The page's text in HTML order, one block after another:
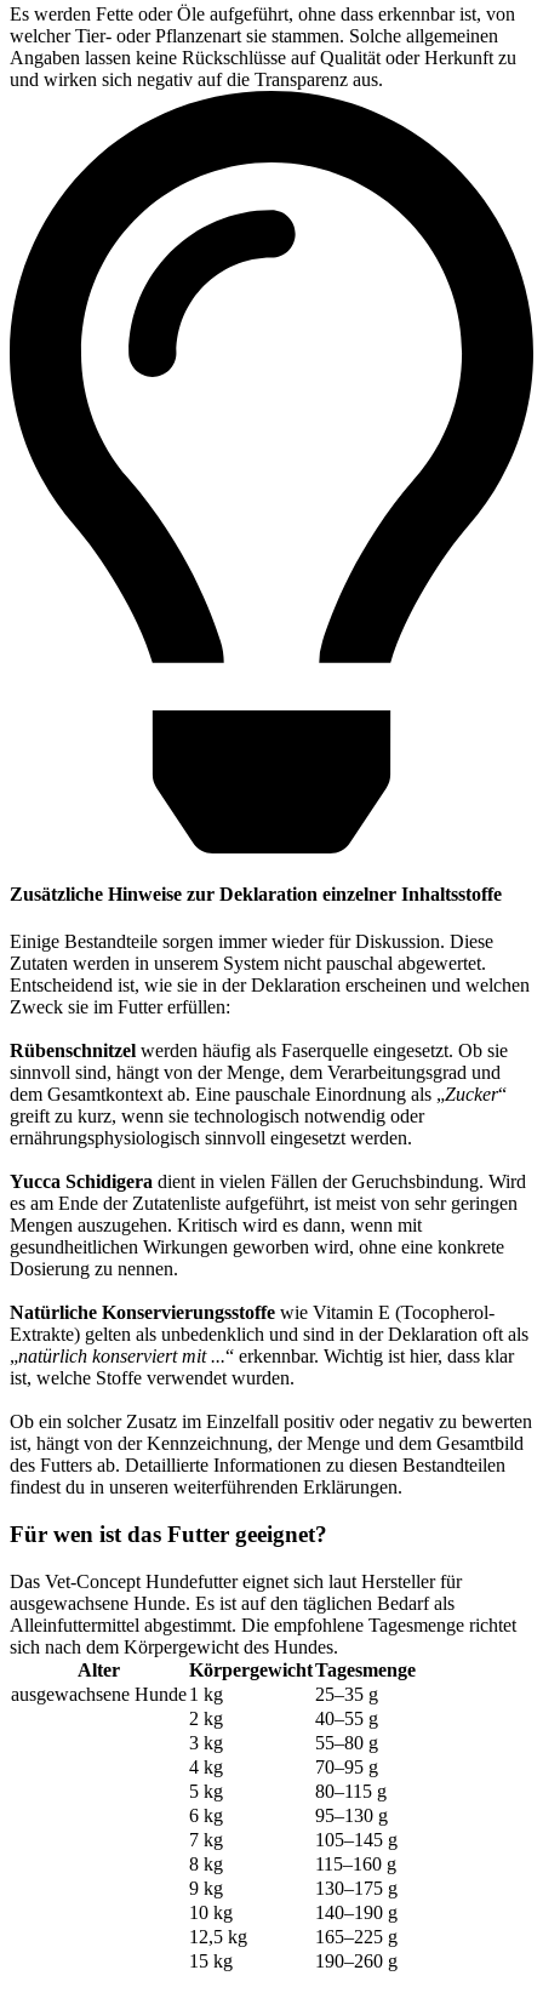
Es werden Fette oder Öle aufgeführt, ohne dass erkennbar ist, von
welcher Tier- oder Pflanzenart sie stammen. Solche allgemeinen
Angaben lassen keine Rückschlüsse auf Qualität oder Herkunft zu
und wirken sich negativ auf die Transparenz aus.
Zusätzliche Hinweise zur Deklaration einzelner Inhaltsstoffe
Einige Bestandteile sorgen immer wieder für Diskussion. Diese
Zutaten werden in unserem System nicht pauschal abgewertet.
Entscheidend ist, wie sie in der Deklaration erscheinen und welchen
Zweck sie im Futter erfüllen:
Rübenschnitzel werden häufig als Faserquelle eingesetzt. Ob sie
sinnvoll sind, hängt von der Menge, dem Verarbeitungsgrad und
dem Gesamtkontext ab. Eine pauschale Einordnung als „Zucker“
greift zu kurz, wenn sie technologisch notwendig oder
ernährungsphysiologisch sinnvoll eingesetzt werden.
Yucca Schidigera dient in vielen Fällen der Geruchsbindung. Wird
es am Ende der Zutatenliste aufgeführt, ist meist von sehr geringen
Mengen auszugehen. Kritisch wird es dann, wenn mit
gesundheitlichen Wirkungen geworben wird, ohne eine konkrete
Dosierung zu nennen.
Natürliche Konservierungsstoffe wie Vitamin E (Tocopherol-
Extrakte) gelten als unbedenklich und sind in der Deklaration oft als
„natürlich konserviert mit ...“ erkennbar. Wichtig ist hier, dass klar
ist, welche Stoffe verwendet wurden.
Ob ein solcher Zusatz im Einzelfall positiv oder negativ zu bewerten
ist, hängt von der Kennzeichnung, der Menge und dem Gesamtbild
des Futters ab. Detaillierte Informationen zu diesen Bestandteilen
findest du in unseren weiterführenden Erklärungen.
Für wen ist das Futter geeignet?
Das Vet-Concept Hundefutter eignet sich laut Hersteller für
ausgewachsene Hunde. Es ist auf den täglichen Bedarf als
Alleinfuttermittel abgestimmt. Die empfohlene Tagesmenge richtet
sich nach dem Körpergewicht des Hundes.
Alter
KörpergewichtTagesmenge
ausgewachsene Hunde1 kg
25–35 g
2 kg
40–55 g
3 kg
55–80 g
4 kg
70–95 g
5 kg
80–115 g
6 kg
95–130 g
7 kg
105–145 g
8 kg
115–160 g
9 kg
130–175 g
10 kg
140–190 g
12,5 kg
165–225 g
15 kg
190–260 g